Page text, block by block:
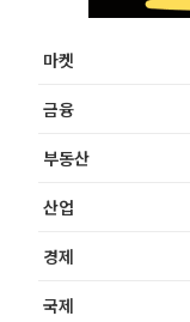
마켓
금융
부동산
산업
경제
국제